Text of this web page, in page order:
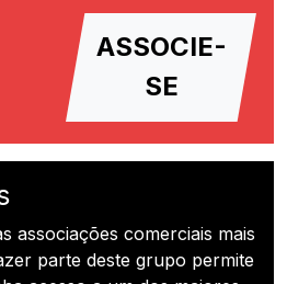
ASSOCIE-
SE
associações comerciais mais
parte deste grupo permite